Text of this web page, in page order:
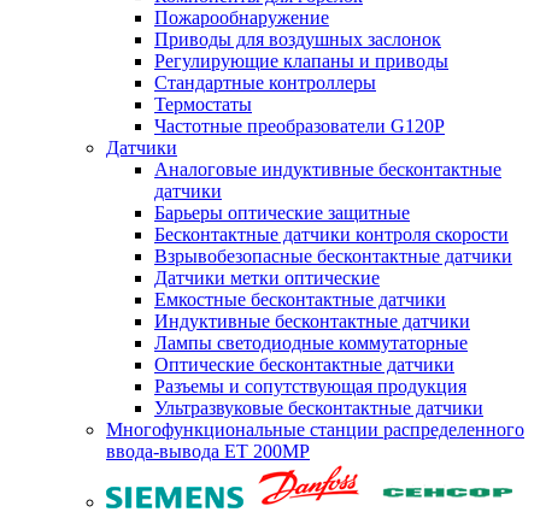
Пожарообнаружение
Приводы для воздушных заслонок
Регулирующие клапаны и приводы
Стандартные контроллеры
Термостаты
Частотные преобразователи G120P
Датчики
Аналоговые индуктивные бесконтактные
датчики
Барьеры оптические защитные
Бесконтактные датчики контроля скорости
Взрывобезопасные бесконтактные датчики
Датчики метки оптические
Емкостные бесконтактные датчики
Индуктивные бесконтактные датчики
Лампы светодиодные коммутаторные
Оптические бесконтактные датчики
Разъемы и сопутствующая продукция
Ультразвуковые бесконтактные датчики
Многофункциональные станции распределенного
ввода-вывода ET 200MP